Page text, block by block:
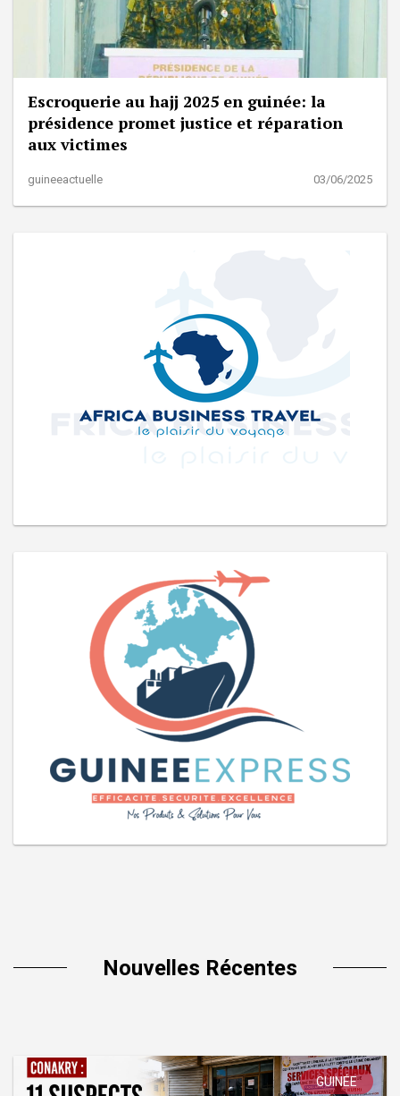
Escroquerie au hajj 2025 en guinée: la
présidence promet justice et réparation
aux victimes
guineeactuelle 03/06/2025
Nouvelles Récentes
GUINÉE